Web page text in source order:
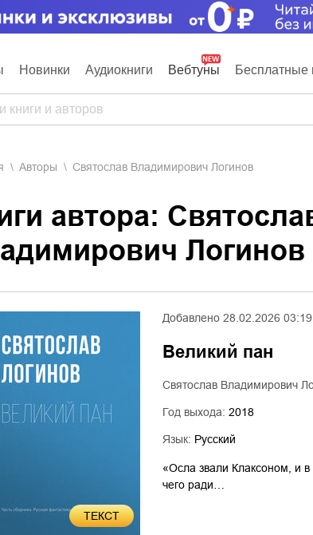
Новинки Аудиокниги Вебтуны Бесплатные
Aвторы Святослав Владимирович Логинов
автора:
Логинов
ТЕКСТ
Добавлено 28.02.2026 03:19
Великий пан
Святослав Владимирович
Год выхода: 2018
Язык: Русский
«Осла звали Клаксоном, и
чего ради…